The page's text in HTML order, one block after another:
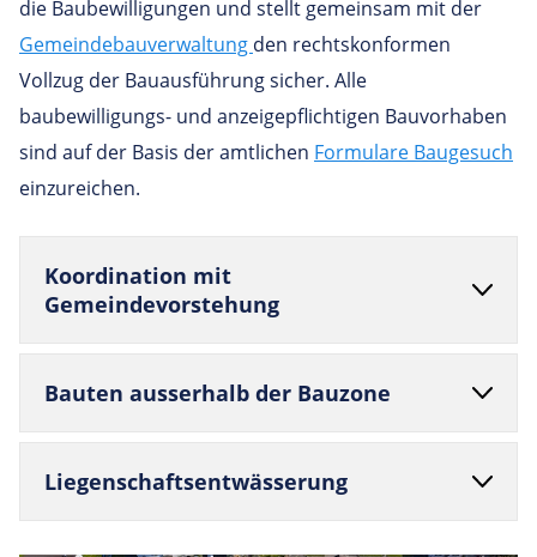
die Baubewilligungen und stellt gemeinsam mit der
Gemeindebauverwaltung den rechtskonformen
Vollzug der Bauausführung sicher. Alle
baubewilligungs- und anzeigepflichtigen Bauvorhaben
sind auf der Basis der amtlichen Formulare Baugesuch
einzureichen.
Koor­di­na­tion mit
Gemeindevorstehung
Bauten aus­ser­halb der Bauzone
Lie­gen­schaft­s­ent­wäs­se­rung